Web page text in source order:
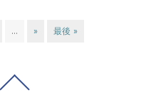
... » 最後 »